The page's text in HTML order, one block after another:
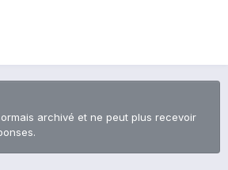
archivé et ne peut plus recevoir